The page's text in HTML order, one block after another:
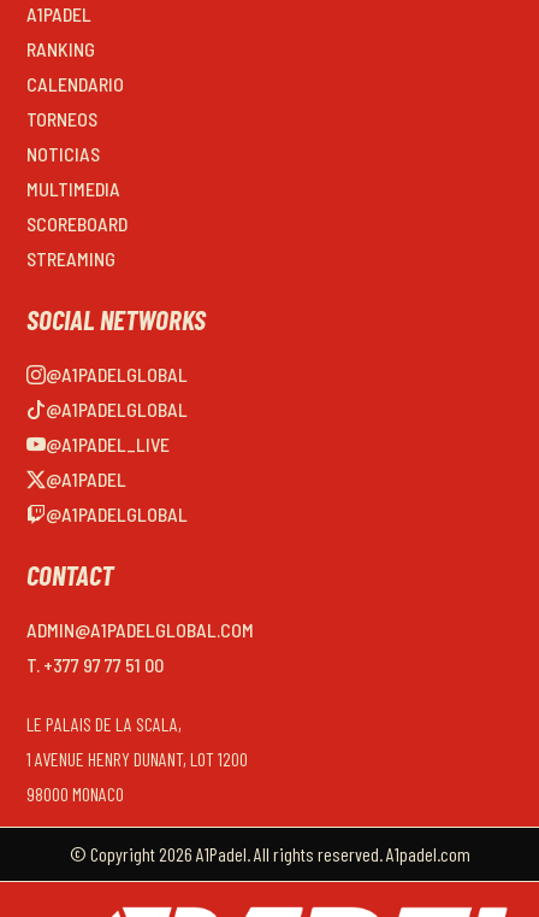
A1PADEL
RANKING
CALENDARIO
TORNEOS
NOTICIAS
MULTIMEDIA
SCOREBOARD
STREAMING
SOCIAL NETWORKS
@A1PADELGLOBAL
@A1PADELGLOBAL
@A1PADEL_LIVE
@A1PADEL
@A1PADELGLOBAL
CONTACT
ADMIN@A1PADELGLOBAL.COM
T. +377 97 77 51 00
LE PALAIS DE LA SCALA,
1 AVENUE HENRY DUNANT, LOT 1200
98000 MONACO
© Copyright 2026 A1Padel. All rights reserved. A1padel.com